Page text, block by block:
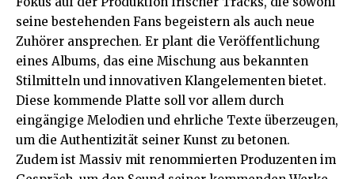
seine bestehenden Fans begeistern als auch neue
Zuhörer ansprechen. Er plant die Veröffentlichung
eines Albums, das eine Mischung aus bekannten
Stilmitteln und innovativen Klangelementen bietet.
Diese kommende Platte soll vor allem durch
eingängige Melodien und ehrliche Texte überzeugen,
um die Authentizität seiner Kunst zu betonen.
Zudem ist Massiv mit renommierten Produzenten im